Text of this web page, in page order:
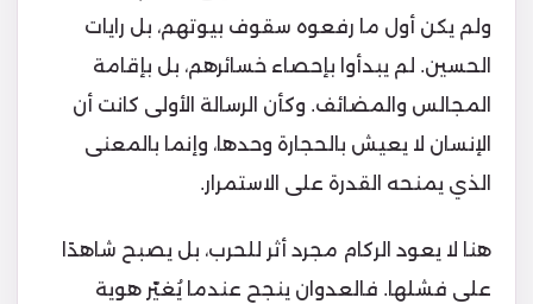
ولم يكن أول ما رفعوه سقوف بيوتهم، بل رايات
الحسين. لم يبدأوا بإحصاء خسائرهم، بل بإقامة
المجالس والمضائف. وكأن الرسالة الأولى كانت أن
الإنسان لا يعيش بالحجارة وحدها، وإنما بالمعنى
الذي يمنحه القدرة على الاستمرار.
هنا لا يعود الركام مجرد أثر للحرب، بل يصبح شاهدًا
على فشلها. فالعدوان ينجح عندما يُغيّر هوية